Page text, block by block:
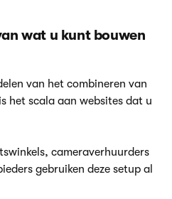
wat u kunt bouwen
van het combineren van
het scala aan websites dat u
cameraverhuurders
gebruiken deze setup al